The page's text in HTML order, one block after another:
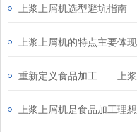
上浆上屑机选型避坑指南